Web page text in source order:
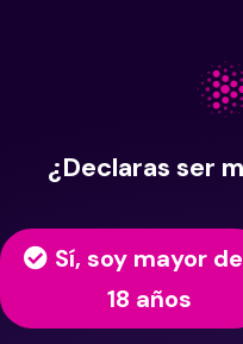
¿Declaras ser
Sí, soy mayor de
18 años